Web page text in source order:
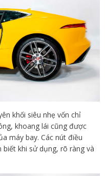
khối siêu nhẹ vốn chỉ
khoang lái cũng được
máy bay. Các nút điều
khi sử dụng, rõ ràng và